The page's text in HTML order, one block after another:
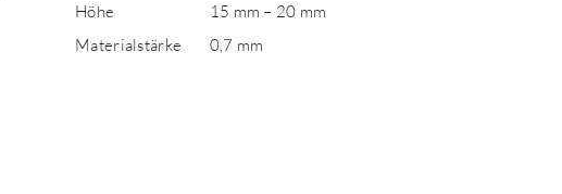
Höhe
15 mm – 20 mm
Materialstärke
0,7 mm